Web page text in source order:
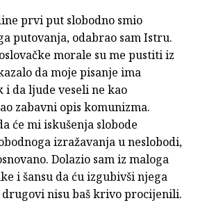
prvi put slobodno smio
putovanja, odabrao sam Istru.
morale su me pustiti iz
da moje pisanje ima
da ljude veseli ne kao
zabavni opis komunizma.
će mi iskušenja slobode
izražavanja u neslobodi,
Dolazio sam iz maloga
i šansu da ću izgubivši njega
nisu baš krivo procijenili.